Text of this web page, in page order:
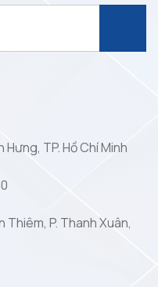
TP. Hồ Chí Minh
Thiêm, P. Thanh Xuân,